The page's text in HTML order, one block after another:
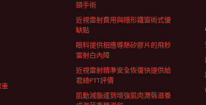
頸手術
近視雷射費用與隱形鐵窗術式優
缺點
眼科提供相應導熱矽膠片的飛秒
雷射白內障
近視雷射精準安全恢復快提供給
君綺PTT評價
肌動減脂達到增強肌肉潤唇滋養
車